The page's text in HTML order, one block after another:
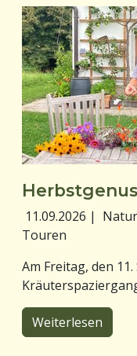
11.09.2026 |
Touren
Am Freitag, den
Weiterlesen